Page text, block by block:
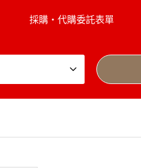
採購・代購委託表單